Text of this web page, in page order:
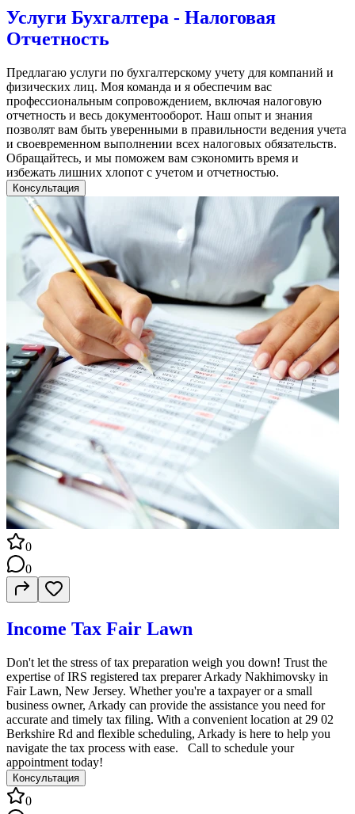
Услуги Бухгалтера - Налоговая
Отчетность
Предлагаю услуги по бухгалтерскому учету для компаний и
физических лиц. Моя команда и я обеспечим вас
профессиональным сопровождением, включая налоговую
отчетность и весь документооборот. Наш опыт и знания
позволят вам быть уверенными в правильности ведения учета
и своевременном выполнении всех налоговых обязательств.
Обращайтесь, и мы поможем вам сэкономить время и
избежать лишних хлопот с учетом и отчетностью.
Консультация
0
0
Income Tax Fair Lawn
Don't let the stress of tax preparation weigh you down! Trust the
expertise of IRS registered tax preparer Arkady Nakhimovsky in
Fair Lawn, New Jersey. Whether you're a taxpayer or a small
business owner, Arkady can provide the assistance you need for
accurate and timely tax filing. With a convenient location at 29 02
Berkshire Rd and flexible scheduling, Arkady is here to help you
navigate the tax process with ease. Call to schedule your
appointment today!
Консультация
0